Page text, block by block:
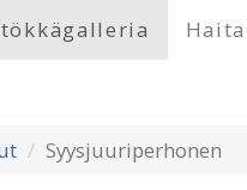
Syysjuuriperhonen